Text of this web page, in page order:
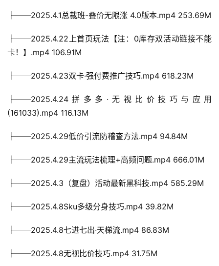
├──2025.4.1总裁班-叠价无限涨 4.0版本.mp4 253.69M
├──2025.4.22上首页玩法【注：0库存双活动链接不能
卡！】.mp4 106.91M
├──2025.4.23双卡·强付费推广技巧.mp4 618.23M
├──2025.4.24拼多多·无视比价技巧与应用
(161033).mp4 116.13M
├──2025.4.29低价引流防稽查方法.mp4 94.84M
├──2025.4.29主流玩法梳理+高频问题.mp4 666.01M
├──2025.4.3（复盘）活动最新黑科技.mp4 585.29M
├──2025.4.8Sku多级分身技巧.mp4 39.82M
├──2025.4.8七进七出·天梯流.mp4 86.83M
├──2025.4.8无视比价技巧.mp4 31.75M